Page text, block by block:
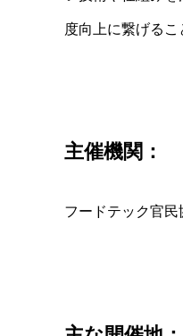
度向上に繋げるこ
主催機関：
フードテック官民